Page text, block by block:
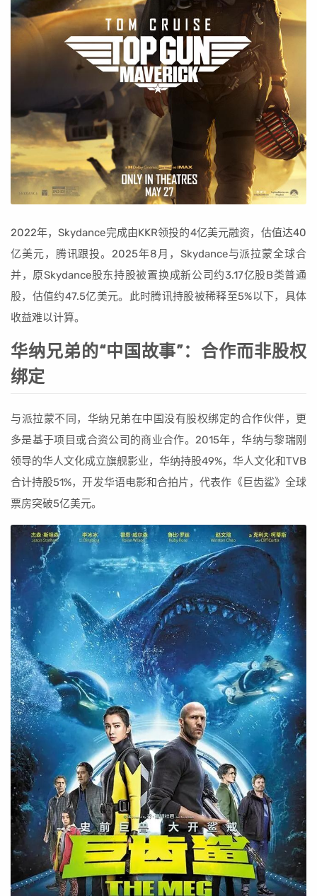
2022年，Skydance完成由KKR领投的4亿美元融资，估值达40
亿美元，腾讯跟投。2025年8月，Skydance与派拉蒙全球合
并，原Skydance股东持股被置换成新公司约3.17亿股B类普通
股，估值约47.5亿美元。此时腾讯持股被稀释至5%以下，具体
收益难以计算。
华纳兄弟的“中国故事”：合作而非股权
绑定
与派拉蒙不同，华纳兄弟在中国没有股权绑定的合作伙伴，更
多是基于项目或合资公司的商业合作。2015年，华纳与黎瑞刚
领导的华人文化成立旗舰影业，华纳持股49%，华人文化和TVB
合计持股51%，开发华语电影和合拍片，代表作《巨齿鲨》全球
票房突破5亿美元。